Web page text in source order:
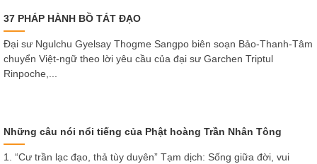
37 PHÁP HÀNH BỒ TÁT ĐẠO
Đại sư Ngulchu Gyelsay Thogme Sangpo biên soạn Bảo-Thanh-Tâm
chuyển Việt-ngữ theo lời yêu cầu của đại sư Garchen Triptul
Rinpoche,...
Những câu nói nổi tiếng của Phật hoàng Trần Nhân Tông
1. “Cư trần lạc đạo, thả tùy duyên” Tạm dịch: Sống giữa đời, vui